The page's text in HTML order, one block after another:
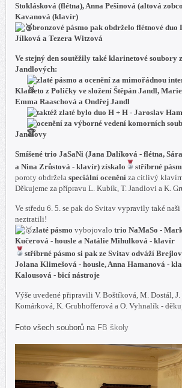
Stoklásková (flétna), Anna Pešinová (altová
Kavanová (klavír)
bronzové pásmo pak obdrželo flétnové duo
Jílková a Tezera Witzová
Ve stejný den soutěžily také klarinetové soubory
Jandlových:
zlaté pásmo a ocenění za mimořádnou
Klarteto z Poličky ve složení Štěpán Jandl,
Emma Raaschová a Ondřej Jandl
taktéž zlaté bylo duo H + H - Jaroslav
ocenění za výborné vedení komorních
Jandlovy
Smíšené trio JaSaNi (Jana Dalíková - flétna,
a Nina Zrůstová - klavír) získalo
stříbrné
poroty obdržela speciální ocenění za citlivý
Děkujeme za přípravu L. Kubík, T. Jandlovi a K.
Ve středu 6. 5. se pak do Svitav vypravily také
neztratili!
zlaté pásmo vybojovalo trio NaMaSo -
Kučerová - housle a Natálie Mihulková - klavír
stříbrné pásmo si pak ze Svitav odváží
Jolana Klimešová - housle, Anna Hamanová -
Kalousová - bicí nástroje
Výše uvedené připravili V. Boštíková, M. Dostál, J.
Komárková, K. Grubhofferová a O. Vyhnalík -
Foto všech souborů na FB školy